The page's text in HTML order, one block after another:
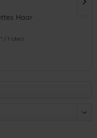
Haar
/ 1 Liter)